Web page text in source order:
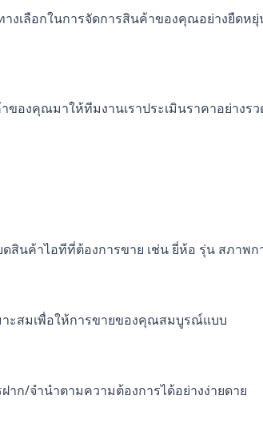
งเลือกในการจัดการสินค้าของคุณอย่างยืดห
ของคุณมาให้ทีมงานเราประเมินราคาอย่างรว
สินค้าไอทีที่ต้องการขาย เช่น ยี่ห้อ รุ่น สภาพก
ะสมเพื่อให้การขายของคุณสมบูรณ์แบบ
ก/จำนำตามความต้องการได้อย่างง่ายดาย